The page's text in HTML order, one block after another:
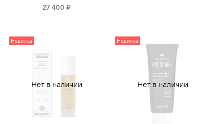
27 400 ₽
Нет в наличии
Новинка
Нет в наличии
Новинка